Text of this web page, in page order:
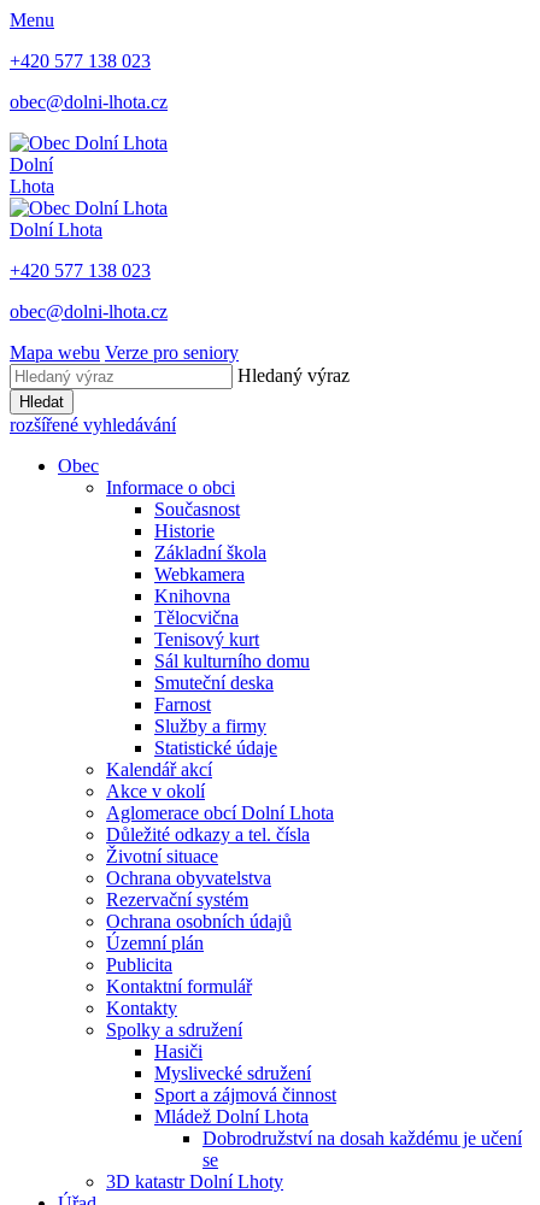
Menu
+420 577 138 023
obec@dolni-lhota.cz
Dolní
Lhota
Dolní Lhota
+420 577 138 023
obec@dolni-lhota.cz
Mapa webu Verze pro seniory
Hledaný výraz
Hledat
rozšířené vyhledávání
Obec
Informace o obci
Současnost
Historie
Základní škola
Webkamera
Knihovna
Tělocvična
Tenisový kurt
Sál kulturního domu
Smuteční deska
Farnost
Služby a firmy
Statistické údaje
Kalendář akcí
Akce v okolí
Aglomerace obcí Dolní Lhota
Důležité odkazy a tel. čísla
Životní situace
Ochrana obyvatelstva
Rezervační systém
Ochrana osobních údajů
Územní plán
Publicita
Kontaktní formulář
Kontakty
Spolky a sdružení
Hasiči
Myslivecké sdružení
Sport a zájmová činnost
Mládež Dolní Lhota
Dobrodružství na dosah každému je učení
se
3D katastr Dolní Lhoty